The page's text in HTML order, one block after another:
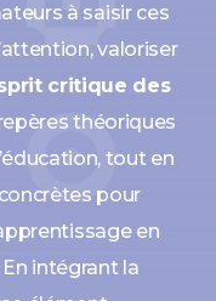
à saisir ces
valoriser
critique des
théoriques
tout en
pour
en
intégrant la